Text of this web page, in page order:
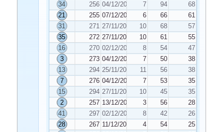
34
256 04/12/2024 7 94
68
21
255 07/12/2024 6 66
61
31
271 27/11/2024 10 68
57
35
272 27/11/2024 10 61
55
16
270 02/12/2024 8 54
47
3
273 04/12/2024 7 50
38
13
294 25/11/2024 11 56
38
7
276 04/12/2024 7 53
35
15
294 27/11/2024 10 45
35
2
257 13/12/2024 3 56
28
41
297 02/12/2024 8 42
26
28
267 11/12/2024 4 54
25